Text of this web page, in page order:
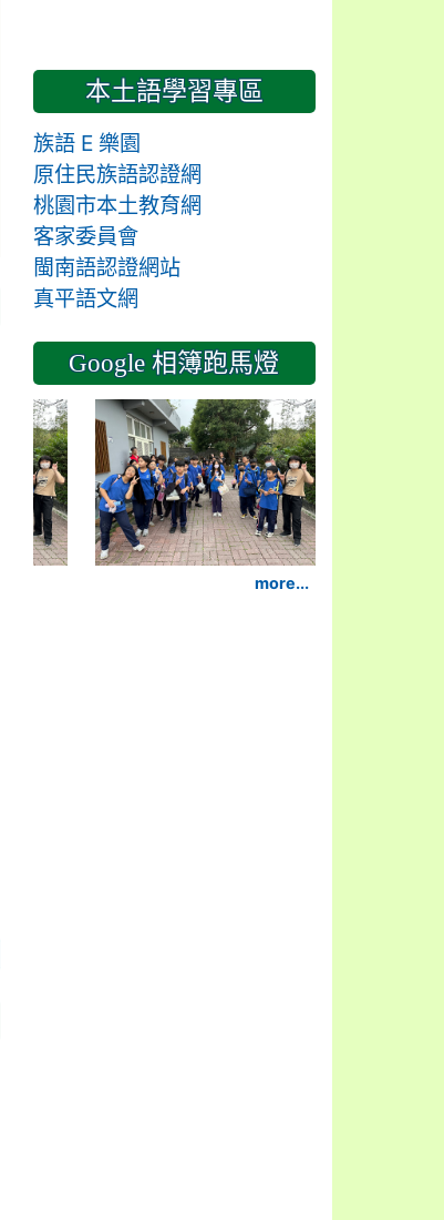
本土語學習專區
族語 E 樂園
原住民族語認證網
桃園市本土教育網
客家委員會
閩南語認證網站
真平語文網
Google 相簿跑馬燈
2024-11-14 六年
more...